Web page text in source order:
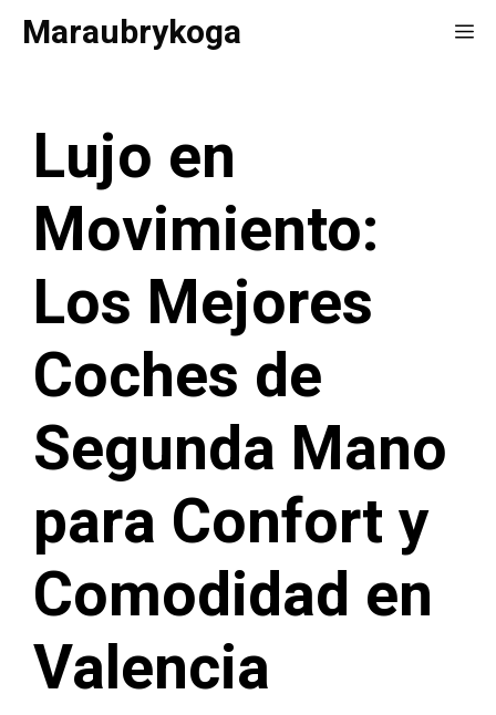
SaltarMaraubrykoga
Lujo en
Movimiento:
Los Mejores
Coches de
Segunda Mano
para Confort y
Comodidad en
Valencia